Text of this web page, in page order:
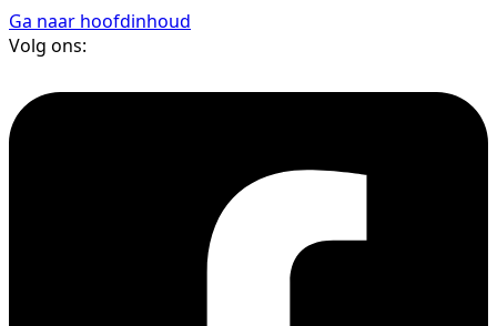
Ga naar hoofdinhoud
Volg ons: